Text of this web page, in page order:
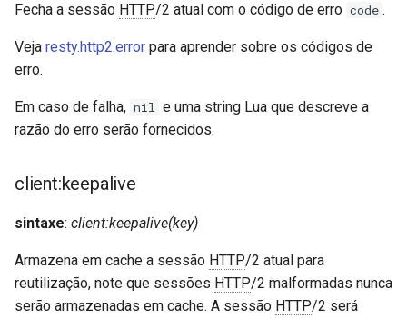
Fecha a sessão HTTP/2 atual com o código de erro code .
Veja resty.http2.error para aprender sobre os códigos de
erro.
Em caso de falha, nil e uma string Lua que descreve a
razão do erro serão fornecidos.
client:keepalive
sintaxe: client:keepalive(key)
Armazena em cache a sessão HTTP/2 atual para
reutilização, note que sessões HTTP/2 malformadas nunca
serão armazenadas em cache. A sessão HTTP/2 será